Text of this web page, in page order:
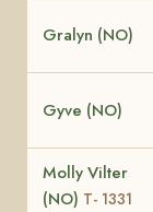
Gralyn (NO)
Gyve (NO)
Molly Vilter
(NO) T- 1331